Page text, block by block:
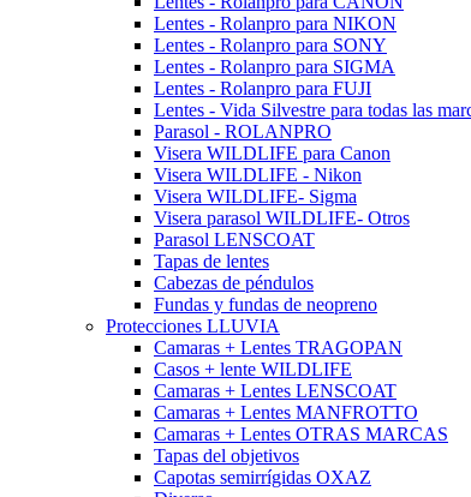
Lentes - Rolanpro para NIKON
Lentes - Rolanpro para SONY
Lentes - Rolanpro para SIGMA
Lentes - Rolanpro para FUJI
Lentes - Vida Silvestre para todas las
Parasol - ROLANPRO
Visera WILDLIFE para Canon
Visera WILDLIFE - Nikon
Visera WILDLIFE- Sigma
Visera parasol WILDLIFE- Otros
Parasol LENSCOAT
Tapas de lentes
Cabezas de péndulos
Fundas y fundas de neopreno
Protecciones LLUVIA
Camaras + Lentes TRAGOPAN
Casos + lente WILDLIFE
Camaras + Lentes LENSCOAT
Camaras + Lentes MANFROTTO
Camaras + Lentes OTRAS MARCAS
Tapas del objetivos
Capotas semirrígidas OXAZ